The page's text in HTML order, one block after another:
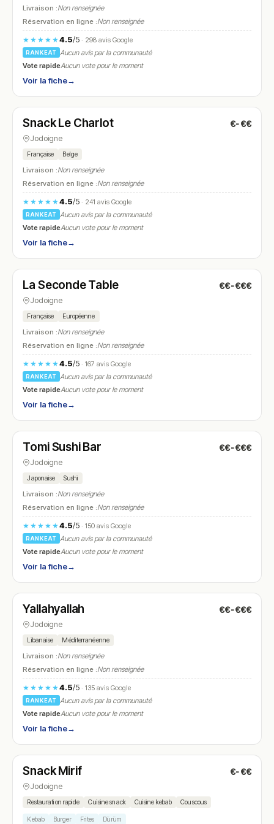
Livraison :Non renseignée
Réservation en ligne :Non renseignée
★★★★★4.5/5· 298 avis Google
RANKEAT
Aucun avis par la communauté
Vote rapideAucun vote pour le moment
Voir la fiche→
N° 16
Snack Le Charlot €-€€
Jodoigne
Française Belge
Livraison :Non renseignée
Réservation en ligne :Non renseignée
★★★★★4.5/5· 241 avis Google
RANKEAT
Aucun avis par la communauté
Vote rapideAucun vote pour le moment
Voir la fiche→
N° 17
La Seconde Table €€-€€€
Jodoigne
Française Européenne
Livraison :Non renseignée
Réservation en ligne :Non renseignée
★★★★★4.5/5· 167 avis Google
RANKEAT
Aucun avis par la communauté
Vote rapideAucun vote pour le moment
Voir la fiche→
N° 18
Tomi Sushi Bar €€-€€€
Jodoigne
Japonaise Sushi
Livraison :Non renseignée
Réservation en ligne :Non renseignée
★★★★★4.5/5· 150 avis Google
RANKEAT
Aucun avis par la communauté
Vote rapideAucun vote pour le moment
Voir la fiche→
N° 19
Yallahyallah €€-€€€
Jodoigne
Libanaise Méditerranéenne
Livraison :Non renseignée
Réservation en ligne :Non renseignée
★★★★★4.5/5· 135 avis Google
RANKEAT
Aucun avis par la communauté
Vote rapideAucun vote pour le moment
Voir la fiche→
N° 20
Snack Mirif €-€€
Jodoigne
Restauration rapide Cuisine snack Cuisine kebab Couscous
Kebab Burger Frites Dürüm